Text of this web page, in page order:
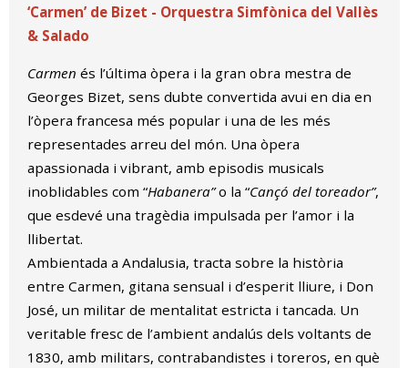
‘Carmen’ de Bizet - Orquestra Simfònica del Vallès
& Salado
Carmen és l’última òpera i la gran obra mestra de
Georges Bizet, sens dubte convertida avui en dia en
l’òpera francesa més popular i una de les més
representades arreu del món. Una òpera
apassionada i vibrant, amb episodis musicals
inoblidables com “Habanera”o la “Cançó del toreador”,
que esdevé una tragèdia impulsada per l’amor i la
llibertat.
Ambientada a Andalusia, tracta sobre la història
entre Carmen, gitana sensual i d’esperit lliure, i Don
José, un militar de mentalitat estricta i tancada. Un
veritable fresc de l’ambient andalús dels voltants de
1830, amb militars, contrabandistes i toreros, en què